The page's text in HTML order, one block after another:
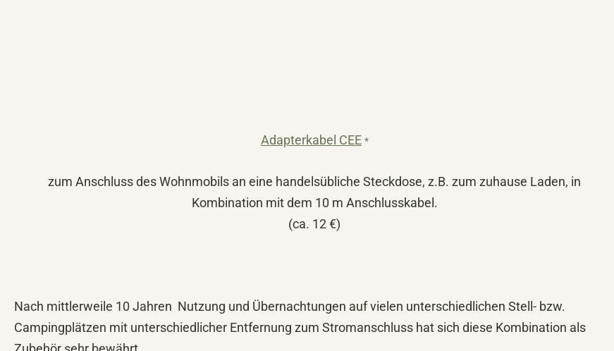
Adapterkabel CEE *
zum Anschluss des Wohnmobils an eine handelsübliche Steckdose, z.B. zum zuhause Laden, in
Kombination mit dem 10 m Anschlusskabel.
(ca. 12 €)
Nach mittlerweile 10 Jahren Nutzung und Übernachtungen auf vielen unterschiedlichen Stell- bzw.
Campingplätzen mit unterschiedlicher Entfernung zum Stromanschluss hat sich diese Kombination als